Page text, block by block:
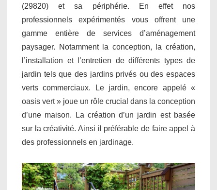
(29820) et sa périphérie. En effet nos
professionnels expérimentés vous offrent une
gamme entière de services d’aménagement
paysager. Notamment la conception, la création,
l’installation et l’entretien de différents types de
jardin tels que des jardins privés ou des espaces
verts commerciaux. Le jardin, encore appelé «
oasis vert » joue un rôle crucial dans la conception
d’une maison. La création d’un jardin est basée
sur la créativité. Ainsi il préférable de faire appel à
des professionnels en jardinage.